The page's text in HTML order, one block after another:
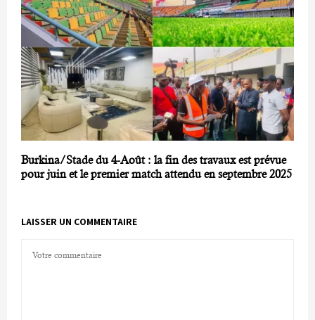
Burkina/Stade du 4-Août : la fin des travaux est prévue
pour juin et le premier match attendu en septembre 2025
LAISSER UN COMMENTAIRE